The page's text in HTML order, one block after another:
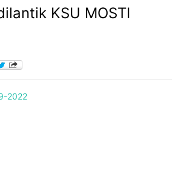
KSU MOSTI
2022